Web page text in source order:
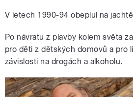
V letech 1990-94 obeplul na
Po návratu z plavby kolem světa
pro děti z dětských domovů a pro
závislosti na drogách a alkoholu.